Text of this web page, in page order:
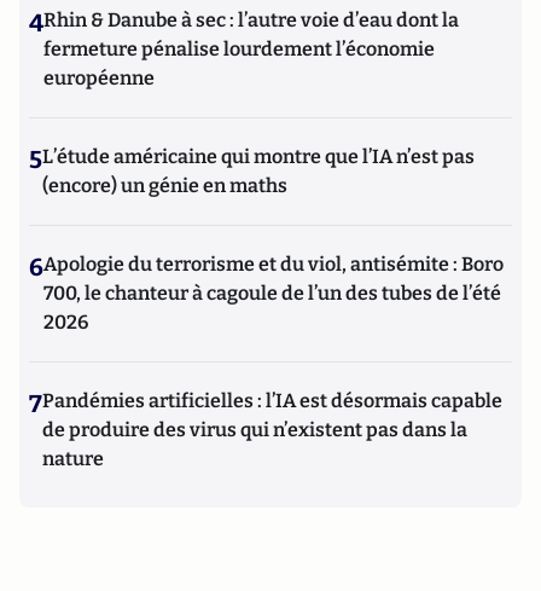
4Rhin & Danube à sec : l’autre voie d’eau dont la
fermeture pénalise lourdement l’économie
européenne
5L’étude américaine qui montre que l’IA n’est pas
(encore) un génie en maths
6Apologie du terrorisme et du viol, antisémite : Boro
700, le chanteur à cagoule de l’un des tubes de l’été
2026
7Pandémies artificielles : l’IA est désormais capable
de produire des virus qui n’existent pas dans la
nature